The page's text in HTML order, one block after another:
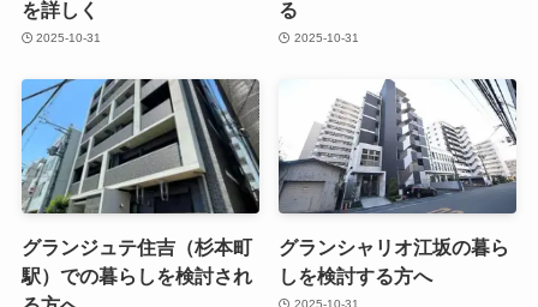
を詳しく
2025-10-31
る
2025-10-31
グランジュテ住吉（杉本町
駅）での暮らしを検討され
グランシャリオ江坂の暮ら
しを検討する方へ
2025-10-31